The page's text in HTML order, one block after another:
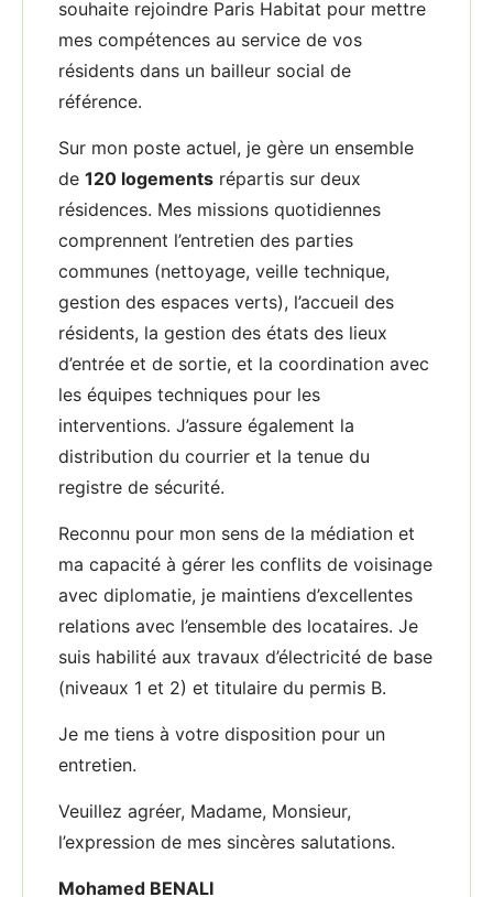
souhaite rejoindre Paris Habitat pour mettre
mes compétences au service de vos
résidents dans un bailleur social de
référence.
Sur mon poste actuel, je gère un ensemble
de 120 logements répartis sur deux
résidences. Mes missions quotidiennes
comprennent l’entretien des parties
communes (nettoyage, veille technique,
gestion des espaces verts), l’accueil des
résidents, la gestion des états des lieux
d’entrée et de sortie, et la coordination avec
les équipes techniques pour les
interventions. J’assure également la
distribution du courrier et la tenue du
registre de sécurité.
Reconnu pour mon sens de la médiation et
ma capacité à gérer les conflits de voisinage
avec diplomatie, je maintiens d’excellentes
relations avec l’ensemble des locataires. Je
suis habilité aux travaux d’électricité de base
(niveaux 1 et 2) et titulaire du permis B.
Je me tiens à votre disposition pour un
entretien.
Veuillez agréer, Madame, Monsieur,
l’expression de mes sincères salutations.
Mohamed BENALI